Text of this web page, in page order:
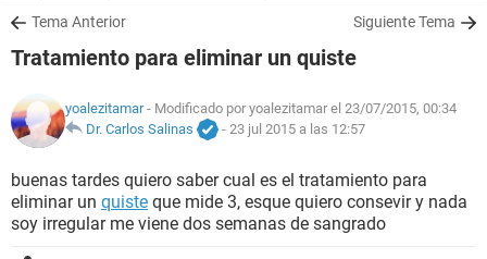
SALUD
NUTRICIÓN
BIENESTAR
Tema Anterior Siguiente Tema
Tratamiento para eliminar un quiste
yoalezitamar- Modificado por yoalezitamar el 23/07/2015, 00:34
Dr. Carlos Salinas
- 23 jul 2015 a las 12:57
buenas tardes quiero saber cual es el tratamiento para
eliminar un quiste que mide 3, esque quiero consevir y nada
soy irregular me viene dos semanas de sangrado